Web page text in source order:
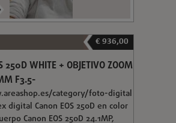
€ 936,00
250D WHITE + OBJETIVO ZOOM
F3.5-
category/foto-digital
digital Canon EOS 250D en color
Canon EOS 250D 24.1MP,